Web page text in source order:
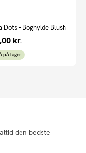
Dots – Boghylde Blush
kr.
på lager
den bedste